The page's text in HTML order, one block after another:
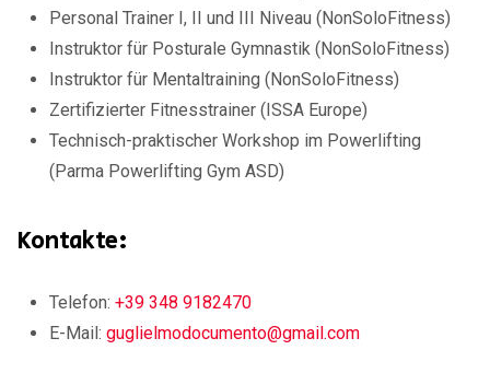
Personal Trainer I, II und III Niveau (NonSoloFitness)
Instruktor für Posturale Gymnastik (NonSoloFitness)
Instruktor für Mentaltraining (NonSoloFitness)
Zertifizierter Fitnesstrainer (ISSA Europe)
Technisch-praktischer Workshop im Powerlifting
(Parma Powerlifting Gym ASD)
Kontakte:
Telefon: +39 348 9182470
E-Mail: guglielmodocumento@gmail.com